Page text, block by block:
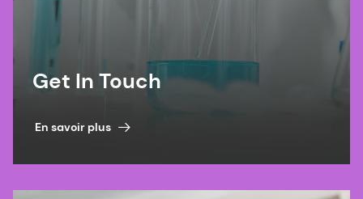
Get In Touch
En savoir plus